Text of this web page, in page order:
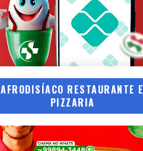
AFRODISÍACO RESTAURANTE E
PIZZARIA